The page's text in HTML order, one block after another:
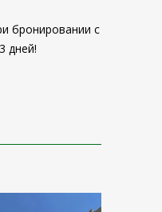
бронировании с
дней!
трансфера,
этом